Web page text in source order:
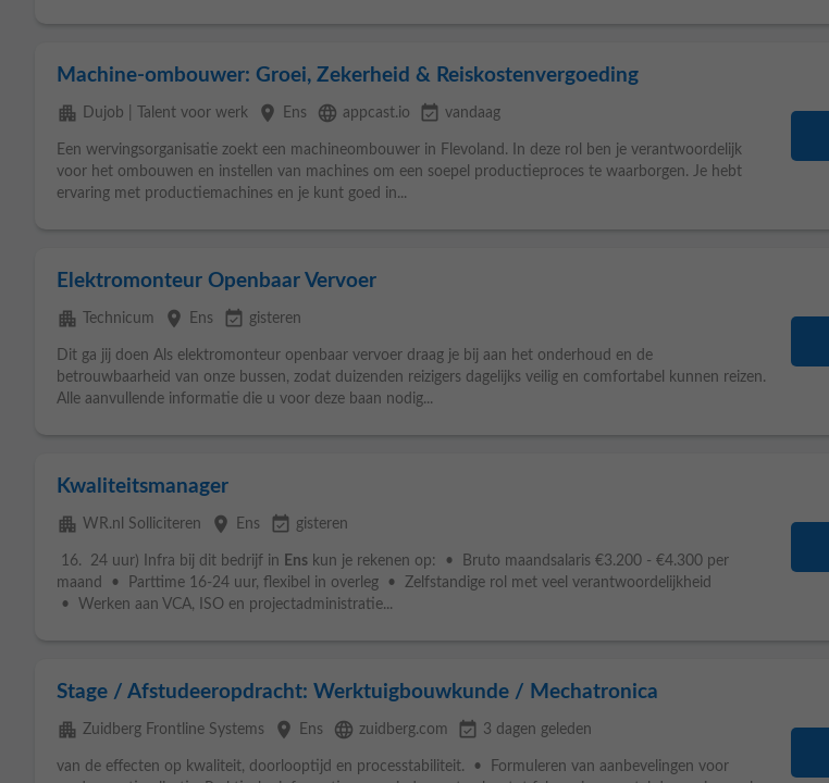
Machine-ombouwer: Groei, Zekerheid & Reiskostenvergoeding
apartment Dujob | Talent voor werk place Ens language appcast.io event_available vandaag
Een wervingsorganisatie zoekt een machineombouwer in Flevoland. In deze rol ben je verantwoordelijk
voor het ombouwen en instellen van machines om een soepel productieproces te waarborgen. Je hebt
ervaring met productiemachines en je kunt goed in...
Elektromonteur Openbaar Vervoer
apartment Technicum place Ens event_available gisteren
Dit ga jij doen Als elektromonteur openbaar vervoer draag je bij aan het onderhoud en de
betrouwbaarheid van onze bussen, zodat duizenden reizigers dagelijks veilig en comfortabel kunnen reizen.
Alle aanvullende informatie die u voor deze baan nodig...
Kwaliteitsmanager
apartment WR.nl Solliciteren place Ens event_available gisteren
16. 24 uur) Infra bij dit bedrijf in Ens kun je rekenen op: • Bruto maandsalaris €3.200 - €4.300 per
maand • Parttime 16-24 uur, flexibel in overleg • Zelfstandige rol met veel verantwoordelijkheid
• Werken aan VCA, ISO en projectadministratie...
Stage / Afstudeeropdracht: Werktuigbouwkunde / Mechatronica
apartment Zuidberg Frontline Systems place Ens language zuidberg.com event_available 3 dagen geleden
van de effecten op kwaliteit, doorlooptijd en processtabiliteit. • Formuleren van aanbevelingen voor